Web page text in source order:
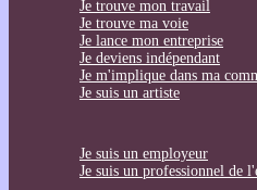
Je trouve mon travail
Je trouve ma voie
Je lance mon entreprise
Je deviens indépendant
Je m'implique dans ma
Je suis un artiste
Je suis un employeur
Je suis un professionnel de